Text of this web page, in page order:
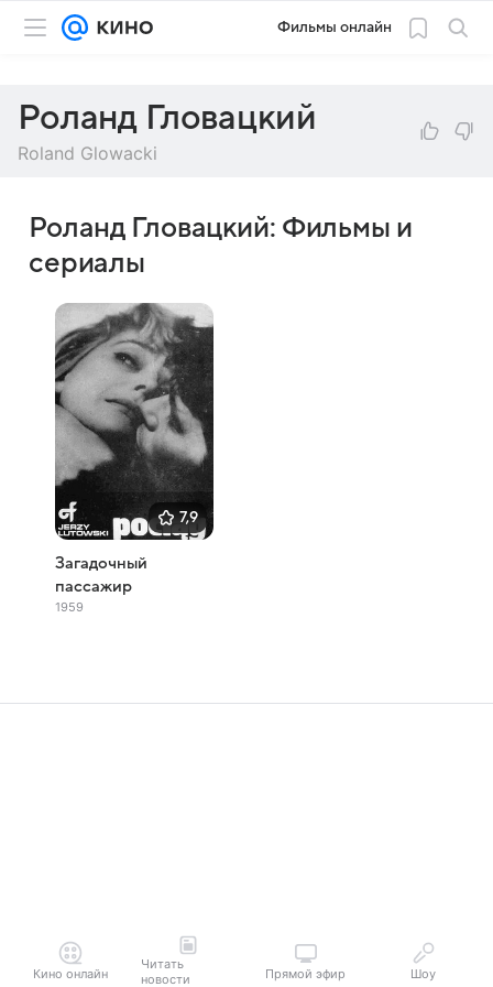
Фильмы онлайн
Роланд Гловацкий
Roland Glowacki
Роланд Гловацкий: Фильмы и
сериалы
7,9
Загадочный
пассажир
1959
Кино онлайн
Читать
новости
Прямой эфир Шоу